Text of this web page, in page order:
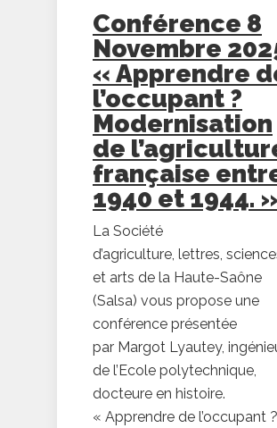
Conférence 8
Novembre
« Apprendre
l’occupant ?
Modernisation
de
française
1940 et 1944. »
La Société
d’agriculture, lettres,
et arts de la Haute-Saône
(Salsa) vous propose une
conférence présentée
par Margot Lyautey,
de l’Ecole polytechnique,
docteure en histoire.
« Apprendre de l’occupant ?